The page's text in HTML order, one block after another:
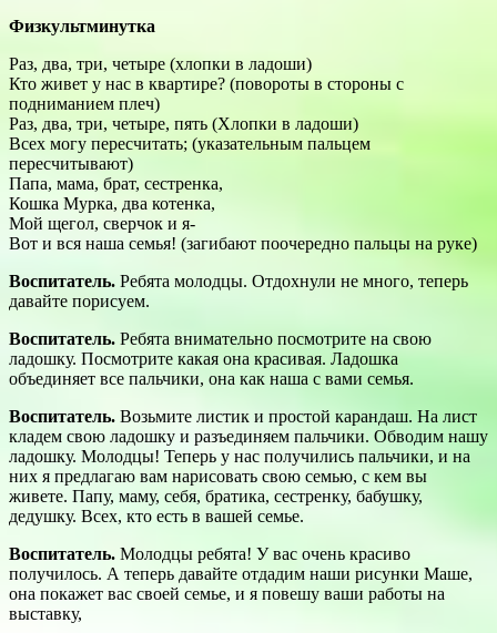
Физкультминутка
Раз, два, три, четыре (хлопки в ладоши)
Кто живет у нас в квартире? (повороты в стороны с
подниманием плеч)
Раз, два, три, четыре, пять (Хлопки в ладоши)
Всех могу пересчитать; (указательным пальцем
пересчитывают)
Папа, мама, брат, сестренка,
Кошка Мурка, два котенка,
Мой щегол, сверчок и я-
Вот и вся наша семья! (загибают поочередно пальцы на руке)
Воспитатель. Ребята молодцы. Отдохнули не много, теперь
давайте порисуем.
Воспитатель. Ребята внимательно посмотрите на свою
ладошку. Посмотрите какая она красивая. Ладошка
объединяет все пальчики, она как наша с вами семья.
Воспитатель. Возьмите листик и простой карандаш. На лист
кладем свою ладошку и разъединяем пальчики. Обводим нашу
ладошку. Молодцы! Теперь у нас получились пальчики, и на
них я предлагаю вам нарисовать свою семью, с кем вы
живете. Папу, маму, себя, братика, сестренку, бабушку,
дедушку. Всех, кто есть в вашей семье.
Воспитатель. Молодцы ребята! У вас очень красиво
получилось. А теперь давайте отдадим наши рисунки Маше,
она покажет вас своей семье, и я повешу ваши работы на
выставку,